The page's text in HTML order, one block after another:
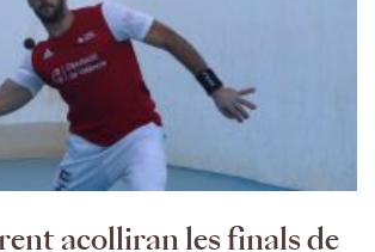
acolliran les finals de